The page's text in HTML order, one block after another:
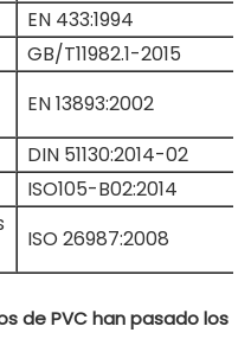
EN 433:1994
GB/T11982.1-2015
EN 13893:2002
DIN 51130:2014-02
ISO105-B02:2014
ISO 26987:2008
de PVC han pasado los